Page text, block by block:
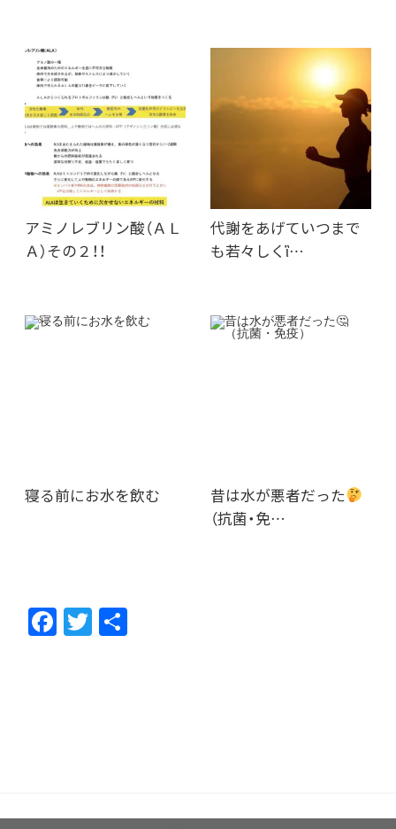
アミノレブリン酸（ＡＬ
Ａ）その２！！
代謝をあげていつまで
も若々しくἳ…
寝る前にお水を飲む
昔は水が悪者だった
（抗菌・免…
F
ac
T
w